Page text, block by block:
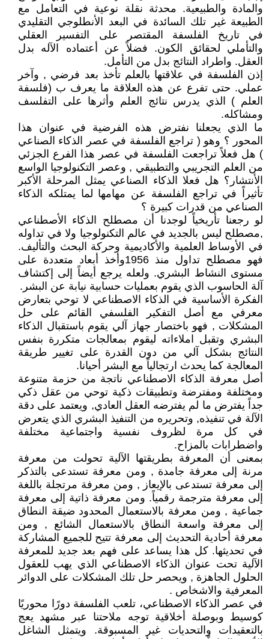
والمادة والطبيعية. محدثة نقلة نوعية في التعامل مع
الطبيعة غير تلك السائدة في البعد الأنطلوجي التقليدي
في تاريخ الفلسفة المقتصر على التفسير العقلي
والتأملي لحقائق الكون. فضلاً عن أعتماده الآله بدل
العقل. واطراد النتائج بدل من التأمل.
إذن الفلسفة في علاقتها بالعلم تأخذ بعد فرضي , وآخر
عملي. حتى تفرع عن هذه العلاقة ما يعرف ب (فلسفة
العلم ) الذي يدرس نتائج العلم وأثرها على التفلسف
ومشاكله.
ما الذي يجعلنا نفترض هذه الفرضية في عنوان هذا
المحور ؟ وهو ( تراجع الفلسفة في عصر الذكاء الصناعي
) هل فعلاً تراجعت الفلسفة في عصر هذا الفرع الجزئي
من العلم التجريبي والتطبيقي , وعصر التكنولوجيا الواسع
الأنتشار؟ هل فعلا الذكاء الصناعي يمثل المرحلة الأكبر
تأثيراً في تراجع الفلسفة عن مهامها لما يمتلكه الذكاء
الصناعي من قدرات كبيرة ؟
لو رجعنا تأريخياً لوجدنا أن مصطلح الذكاء الأصطناعي
,مصطلح ليس بالجديد في عالم التكنولوجيا ولا في تداوله
في الأوساط العلمية والأكاديمية وحركة البحث والتأليف.
فهو مصطلح تداول منذ 1956وأخذ أبعاد متعددة على
مستوى النشاط البشري. ولعله يرجع أيضاً إلى إكتشاف
آلة الحاسوب الذي يقوم بعمليات حسابية نيابة عن البشر.
الفكرة الأساسية في الذكاء الاصطناعي لا توحي بتعارض
معرفي مع أصل التفكير الفلسفي القائم على حل
المشكلات , فهو باختصار جهاز آلي يقوم باستقبال الذكاء
البشري وتقبل املاءاته ليقوم بمعالجات متكررة بنفس
النتائج بشكل آلي من دون القدرة على تغيير طريقة
المعالجة كما يحدث ارتجالياً مع البشر أحيانا.
أصل معرفة الذكاء الاصطناعي ناتجة من حزمة متنوعة
ومختلفة ومفترضة وتطبيقات ذكية توحي من عقل ذكي
جداً يفترض ما لم يفترضه العقل العادي, ويعتمد على دقة
الآلة في تنفيذه, وتحريره من التنفيذ البشري الذي يتعرض
في كل مرة لظروف نفسية واجتماعية مختلفة
واضطرابات بالمزاح.
بمعنى أن المعرفة بطريقتها الآلية تحولت من معرفة
مرنة إلى معرفة جامدة , ومن معرفة تستدعى بالتذكر
إلى معرفة تستدعى بالإيعاز , ومن معرفة مرتجلة باللغة
إلى معرفة مترجمة رقمياً. ومن معرفة ذاتية إلى معرفة
جماعية , ومن معرفة بالاستعمال المحدود ضيقة النطاق
إلى معرفة واسعة النطاق بالاستعمال الشائع , ومن
معرفة أحادية التحديث إلى معرفة تتيح للجميع المشاركة
في تحديثها. كل هذا يساعد على فهم بعد جديد للمعرفة
الآلية تحت عنوان الذكاء الاصطناعي الذي يهب للعقول
الحلول الجاهزة , ويحصر حل تلك المشكلات على الدوائر
المعرفية والاشخاص .
في عصر الذكاء الاصطناعي، تلعب الفلسفة دورًا محوريًا
كوسيط وبوصلة أخلاقية توجه ملاحتنا عبر مشهد يعج
بالتعقيدات والتحديات غير المسبوقة. ويتمثل الشاغل